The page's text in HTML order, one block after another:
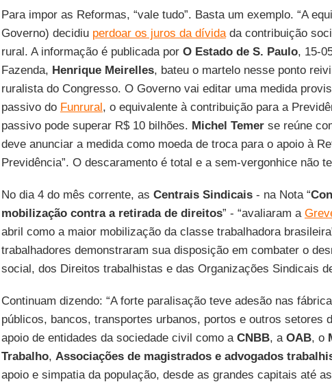
Para impor as Reformas, “vale tudo”. Basta um exemplo. “A
Governo) decidiu perdoar os juros da dívidada contribuição
rural. A informação é publicada por O Estado de S. Paulo, 15-
Fazenda, Henrique Meirelles, bateu o martelo nesse ponto
ruralista do Congresso. O Governo vai editar uma medida
passivo do Funrural, o equivalente à contribuição para a
passivo pode superar R$ 10 bilhões. Michel Temerse reúne
deve anunciar a medida como moeda de troca para o apoio à
Previdência”. O descaramento é total e a sem-vergonhice não
No dia 4 do mês corrente, as Centrais Sindicais- na Nota “
mobilização contra a retirada de direitos” - “avaliaram a
abril como a maior mobilização da classe trabalhadora
trabalhadores demonstraram sua disposição em combater o
social, dos Direitos trabalhistas e das Organizações Sindicais
Continuam dizendo: “A forte paralisação teve adesão nas
públicos, bancos, transportes urbanos, portos e outros setores
apoio de entidades da sociedade civil como a CNBB, a OAB, o
Trabalho, Associações de magistrados e advogados
apoio e simpatia da população, desde as grandes capitais até